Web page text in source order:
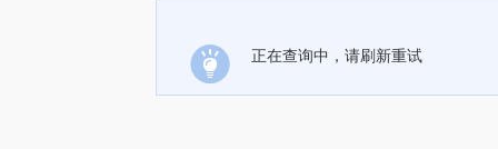
正在查询中，请刷新重试